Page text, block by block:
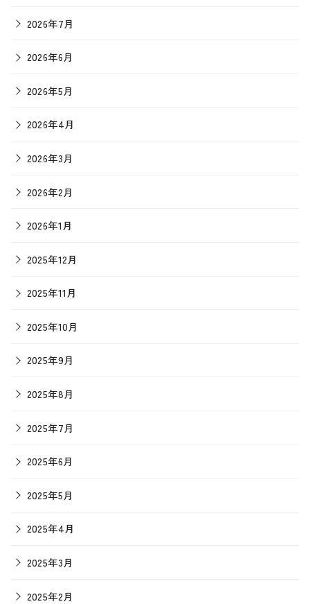
2026年7月
2026年6月
2026年5月
2026年4月
2026年3月
2026年2月
2026年1月
2025年12月
2025年11月
2025年10月
2025年9月
2025年8月
2025年7月
2025年6月
2025年5月
2025年4月
2025年3月
2025年2月